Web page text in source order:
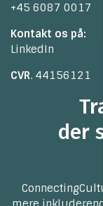
+45 6087 0017
Kontakt os på:
LinkedIn
CVR. 44156121
der